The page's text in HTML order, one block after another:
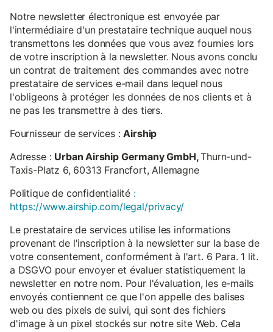
Notre newsletter électronique est envoyée par
l'intermédiaire d'un prestataire technique auquel nous
transmettons les données que vous avez fournies lors
de votre inscription à la newsletter. Nous avons conclu
un contrat de traitement des commandes avec notre
prestataire de services e-mail dans lequel nous
l'obligeons à protéger les données de nos clients et à
ne pas les transmettre à des tiers.
Fournisseur de services :Airship
Adresse : Urban Airship Germany GmbH,Thurn-und-
Taxis-Platz 6, 60313 Francfort, Allemagne
Politique de confidentialité :
https://www.airship.com/legal/privacy/
Le prestataire de services utilise les informations
provenant de l'inscription à la newsletter sur la base de
votre consentement, conformément à l'art. 6 Para. 1 lit.
a DSGVO pour envoyer et évaluer statistiquement la
newsletter en notre nom. Pour l'évaluation, les e-mails
envoyés contiennent ce que l'on appelle des balises
web ou des pixels de suivi, qui sont des fichiers
d'image à un pixel stockés sur notre site Web. Cela